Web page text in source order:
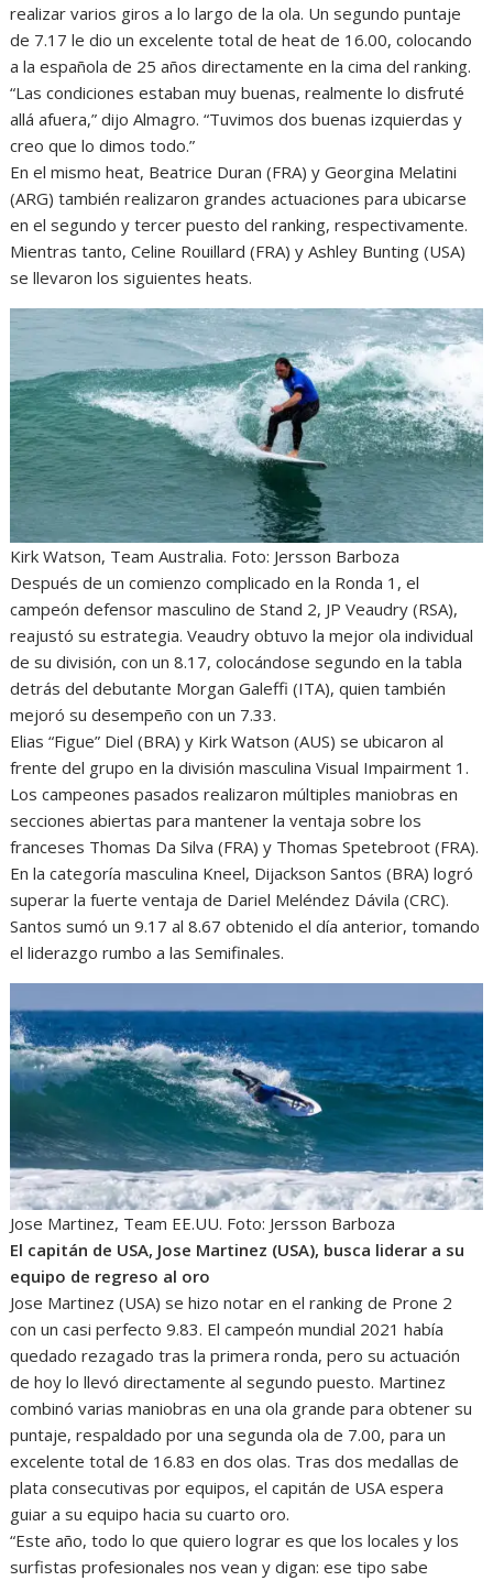
realizar varios giros a lo largo de la ola. Un segundo puntaje
de 7.17 le dio un excelente total de heat de 16.00, colocando
a la española de 25 años directamente en la cima del ranking.
“Las condiciones estaban muy buenas, realmente lo disfruté
allá afuera,” dijo Almagro. “Tuvimos dos buenas izquierdas y
creo que lo dimos todo.”
En el mismo heat, Beatrice Duran (FRA) y Georgina Melatini
(ARG) también realizaron grandes actuaciones para ubicarse
en el segundo y tercer puesto del ranking, respectivamente.
Mientras tanto, Celine Rouillard (FRA) y Ashley Bunting (USA)
se llevaron los siguientes heats.
Kirk Watson, Team Australia. Foto: Jersson Barboza
Después de un comienzo complicado en la Ronda 1, el
campeón defensor masculino de Stand 2, JP Veaudry (RSA),
reajustó su estrategia. Veaudry obtuvo la mejor ola individual
de su división, con un 8.17, colocándose segundo en la tabla
detrás del debutante Morgan Galeffi (ITA), quien también
mejoró su desempeño con un 7.33.
Elias “Figue” Diel (BRA) y Kirk Watson (AUS) se ubicaron al
frente del grupo en la división masculina Visual Impairment 1.
Los campeones pasados realizaron múltiples maniobras en
secciones abiertas para mantener la ventaja sobre los
franceses Thomas Da Silva (FRA) y Thomas Spetebroot (FRA).
En la categoría masculina Kneel, Dijackson Santos (BRA) logró
superar la fuerte ventaja de Dariel Meléndez Dávila (CRC).
Santos sumó un 9.17 al 8.67 obtenido el día anterior, tomando
el liderazgo rumbo a las Semifinales.
Jose Martinez, Team EE.UU. Foto: Jersson Barboza
El capitán de USA, Jose Martinez (USA), busca liderar a su
equipo de regreso al oro
Jose Martinez (USA) se hizo notar en el ranking de Prone 2
con un casi perfecto 9.83. El campeón mundial 2021 había
quedado rezagado tras la primera ronda, pero su actuación
de hoy lo llevó directamente al segundo puesto. Martinez
combinó varias maniobras en una ola grande para obtener su
puntaje, respaldado por una segunda ola de 7.00, para un
excelente total de 16.83 en dos olas. Tras dos medallas de
plata consecutivas por equipos, el capitán de USA espera
guiar a su equipo hacia su cuarto oro.
“Este año, todo lo que quiero lograr es que los locales y los
surfistas profesionales nos vean y digan: ese tipo sabe